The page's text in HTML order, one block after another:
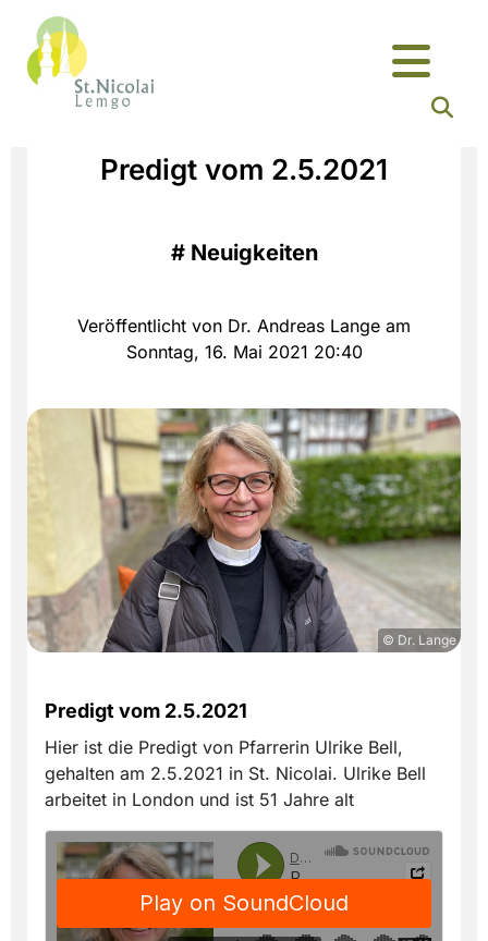
Predigt vom 2.5.2021
# Neuigkeiten
Veröffentlicht von Dr. Andreas Lange am
Sonntag, 16. Mai 2021 20:40
© Dr. Lange
Predigt vom 2.5.2021
Hier ist die Predigt von Pfarrerin Ulrike Bell,
gehalten am 2.5.2021 in St. Nicolai. Ulrike Bell
arbeitet in London und ist 51 Jahre alt